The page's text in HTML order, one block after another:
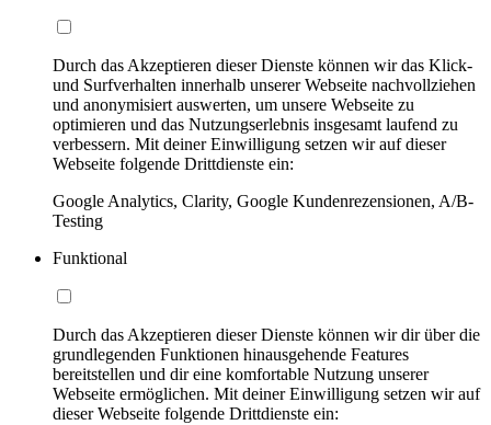
Durch das Akzeptieren dieser Dienste können wir das Klick-
und Surfverhalten innerhalb unserer Webseite nachvollziehen
und anonymisiert auswerten, um unsere Webseite zu
optimieren und das Nutzungserlebnis insgesamt laufend zu
verbessern. Mit deiner Einwilligung setzen wir auf dieser
Webseite folgende Drittdienste ein:
Google Analytics, Clarity, Google Kundenrezensionen, A/B-
Testing
Funktional
Durch das Akzeptieren dieser Dienste können wir dir über die
grundlegenden Funktionen hinausgehende Features
bereitstellen und dir eine komfortable Nutzung unserer
Webseite ermöglichen. Mit deiner Einwilligung setzen wir auf
dieser Webseite folgende Drittdienste ein: